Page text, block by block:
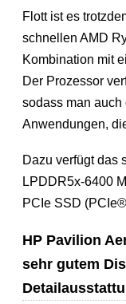
Flott ist es
schnellen AMD
Kombination mit
Der Prozessor
sodass man auch
Anwendungen,
Dazu verfügt das
LPDDR5x-6400
PCIe SSD
HP Pavilion
sehr gutem